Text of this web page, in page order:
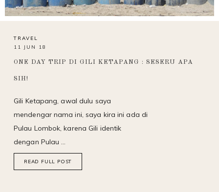
TRAVEL
11 JUN 18
ONE DAY TRIP DI GILI KETAPANG : SESERU APA
SIH!
Gili Ketapang, awal dulu saya
mendengar nama ini, saya kira ini ada di
Pulau Lombok, karena Gili identik
dengan Pulau …
READ FULL POST